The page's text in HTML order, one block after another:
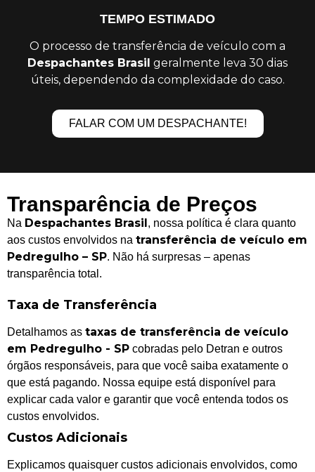
TEMPO ESTIMADO
O processo de transferência de veículo com a
Despachantes Brasil geralmente leva 30 dias
úteis, dependendo da complexidade do caso.
FALAR COM UM DESPACHANTE!
Transparência de Preços
Na Despachantes Brasil, nossa política é clara quanto
aos custos envolvidos na transferência de veículo em
Pedregulho – SP. Não há surpresas – apenas
transparência total.
Taxa de Transferência
Detalhamos as taxas de transferência de veículo
em Pedregulho - SP cobradas pelo Detran e outros
órgãos responsáveis, para que você saiba exatamente o
que está pagando. Nossa equipe está disponível para
explicar cada valor e garantir que você entenda todos os
custos envolvidos.
Custos Adicionais
Explicamos quaisquer custos adicionais envolvidos, como